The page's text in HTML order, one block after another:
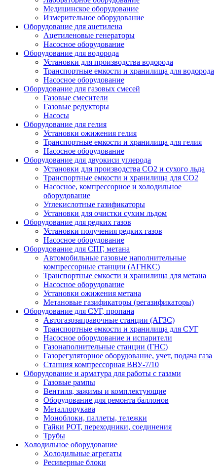
Медицинское оборудование
Измерительное оборудование
Оборудование для ацетилена
Ацетиленовые генераторы
Насосное оборудование
Оборудование для водорода
Установки для производства водорода
Транспортные емкости и хранилища для водорода
Насосное оборудование
Оборудование для газовых смесей
Газовые смесители
Газовые редукторы
Насосы
Оборудование для гелия
Установки ожижения гелия
Транспортные емкости и хранилища для гелия
Насосное оборудование
Оборудование для двуокиси углерода
Установки для производства СО2 и сухого льда
Транспортные емкости и хранилища для CO2
Насосное, компрессорное и холодильное
оборудование
Углекислотные газификаторы
Установки для очистки сухим льдом
Оборудование для редких газов
Установки получения редких газов
Насосное оборудование
Оборудование для СПГ, метана
Автомобильные газовые наполнительные
компрессорные станции (АГНКС)
Транспортные емкости и хранилища для метана
Насосное оборудование
Установки ожижения метана
Метановые газификаторы (регазификаторы)
Оборудование для СУГ, пропана
Автогазозаправочные станции (АГЗС)
Транспортные емкости и хранилища для СУГ
Насосное оборудование и испарители
Газонаполнительные станции (ГНС)
Газорегуляторное оборудование, учет, подача газа
Станция компрессорная ВВУ-7/10
Оборудование и арматура для работы с газами
Газовые рампы
Вентиля, зажимы и комплектующие
Оборудование для ремонта баллонов
Металлорукава
Моноблоки, паллеты, тележки
Гайки РОТ, переходники, соединения
Трубы
Холодильное оборудование
Холодильные агрегаты
Ресиверные блоки